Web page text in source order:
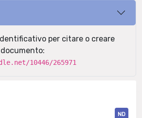
per citare o creare
10446/265971
ND